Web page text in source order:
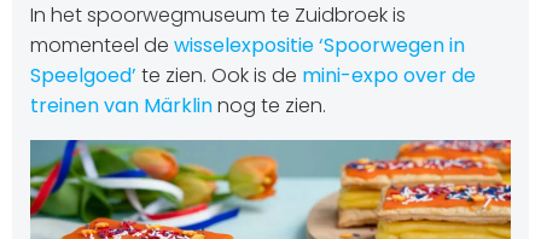
In het spoorwegmuseum te Zuidbroek is
momenteel de wisselexpositie ‘Spoorwegen in
Speelgoed’ te zien. Ook is de mini-expo over de
treinen van Märklinnog te zien.